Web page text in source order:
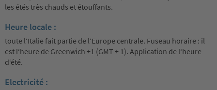
les étés très chauds et étouffants.
Heure locale :
toute l‘Italie fait partie de l‘Europe centrale. Fuseau horaire : il
est l‘heure de Greenwich +1 (GMT + 1). Application de l‘heure
d‘été.
Electricité :